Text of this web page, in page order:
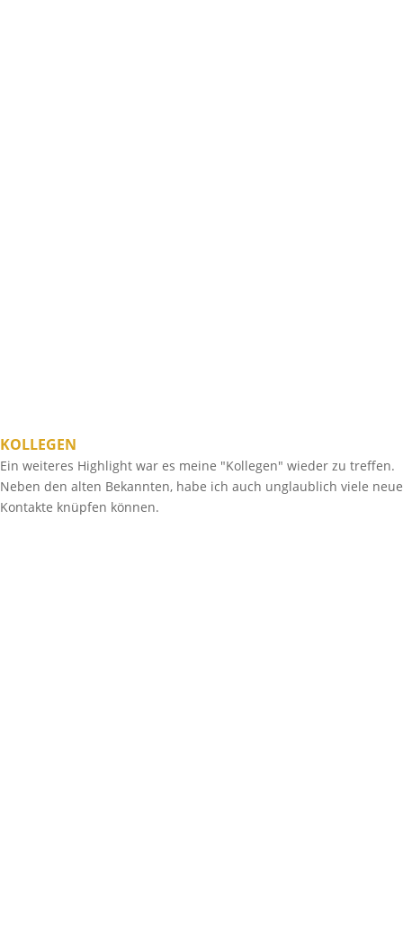
KOLLEGEN
Ein weiteres Highlight war es meine "Kollegen" wieder zu treffen.
Neben den alten Bekannten, habe ich auch unglaublich viele neue
Kontakte knüpfen können.